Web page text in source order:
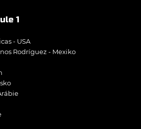
1
- USA
Rodríguez - Mexiko